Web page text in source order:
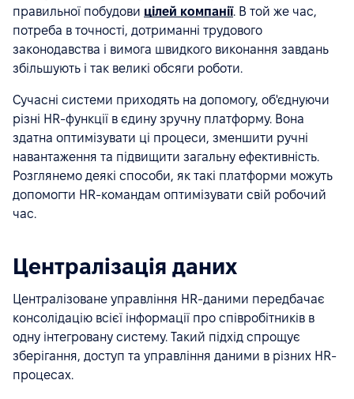
правильної побудови цілей компанії. В той же час,
потреба в точності, дотриманні трудового
законодавства і вимога швидкого виконання завдань
збільшують і так великі обсяги роботи.
Сучасні системи приходять на допомогу, об'єднуючи
різні HR-функції в єдину зручну платформу. Вона
здатна оптимізувати ці процеси, зменшити ручні
навантаження та підвищити загальну ефективність.
Розглянемо деякі способи, як такі платформи можуть
допомогти HR-командам оптимізувати свій робочий
час.
Централізація даних
Централізоване управління HR-даними передбачає
консолідацію всієї інформації про співробітників в
одну інтегровану систему. Такий підхід спрощує
зберігання, доступ та управління даними в різних HR-
процесах.